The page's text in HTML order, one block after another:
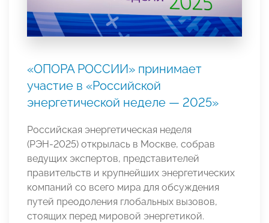
«ОПОРА РОССИИ» принимает
участие в «Российской
энергетической неделе — 2025»
Российская энергетическая неделя
(РЭН-2025) открылась в Москве, собрав
ведущих экспертов, представителей
правительств и крупнейших энергетических
компаний со всего мира для обсуждения
путей преодоления глобальных вызовов,
стоящих перед мировой энергетикой.